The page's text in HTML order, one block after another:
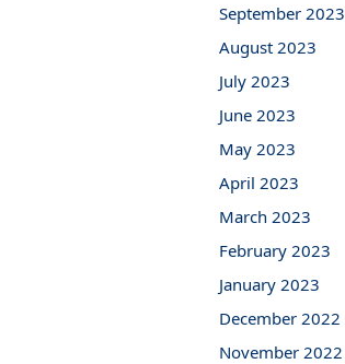
September 2023
August 2023
July 2023
June 2023
May 2023
April 2023
March 2023
February 2023
January 2023
December 2022
November 2022